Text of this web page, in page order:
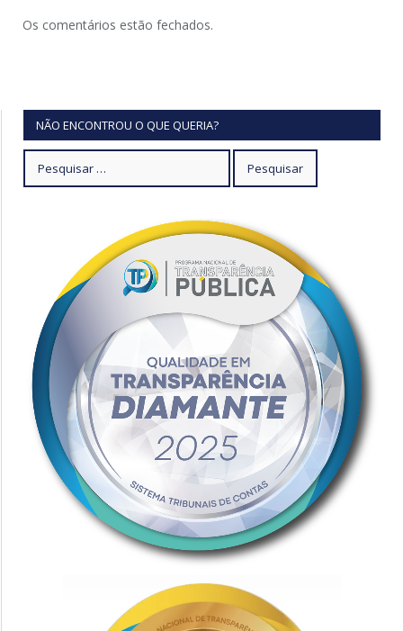
Os comentários estão fechados.
NÃO ENCONTROU O QUE QUERIA?